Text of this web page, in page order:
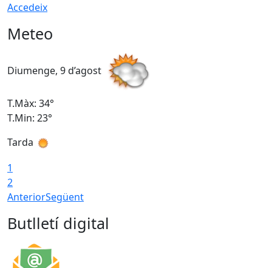
Accedeix
Meteo
Diumenge, 9 d’agost
T.Màx: 34°
T.Min: 23°
Tarda
1
2
AnteriorSegüent
Butlletí digital